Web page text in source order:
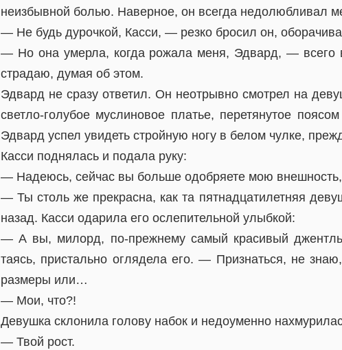
неизбывной болью. Наверное, он всегда недолюбливал
— Не будь дурочкой, Касси, — резко бросил он,
— Но она умерла, когда рожала меня, Эдвард, — всего
страдаю, думая об этом.
Эдвард не сразу ответил. Он неотрывно смотрел на
светло-голубое муслиновое платье, перетянутое
Эдвард успел увидеть стройную ногу в белом чулке,
Касси поднялась и подала руку:
— Надеюсь, сейчас вы больше одобряете мою
— Ты столь же прекрасна, как та пятнадцатилетняя
назад. Касси одарила его ослепительной улыбкой:
— А вы, милорд, по-прежнему самый красивый
таясь, пристально оглядела его. — Признаться, не
размеры или…
— Мои, что?!
Девушка склонила голову набок и недоуменно
— Твой рост.